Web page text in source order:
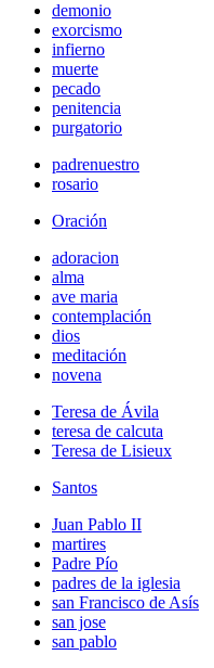
demonio
exorcismo
infierno
muerte
pecado
penitencia
purgatorio
padrenuestro
rosario
Oración
adoracion
alma
ave maria
contemplación
dios
meditación
novena
Teresa de Ávila
teresa de calcuta
Teresa de Lisieux
Santos
Juan Pablo II
martires
Padre Pío
padres de la iglesia
san Francisco de Asís
san jose
san pablo